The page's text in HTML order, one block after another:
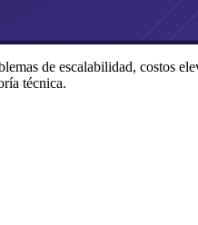
de escalabilidad, costos
técnica.